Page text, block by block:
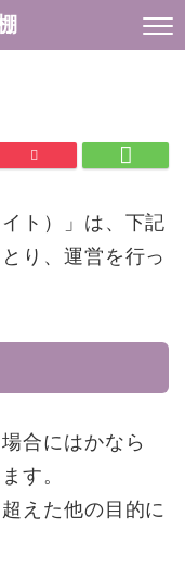
ト）」は、下記
り、運営を行っ
合にはかなら
す。
えた他の目的に